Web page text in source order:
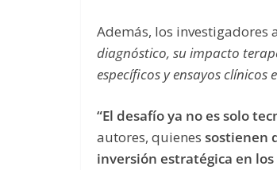
Además, los investigadores
diagnóstico, su impacto
específicos y ensayos clínicos
“El desafío ya no es solo
autores, quienes sostienen
inversión estratégica en